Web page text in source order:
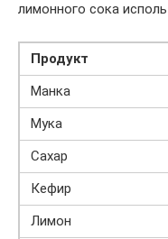
лимонного сока
Продукт
Манка
Мука
Сахар
Кефир
Лимон